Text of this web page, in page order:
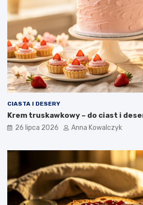
CIASTA I DESERY
Krem truskawkowy – do ciast i
26 lipca 2026 Anna Kowalczyk